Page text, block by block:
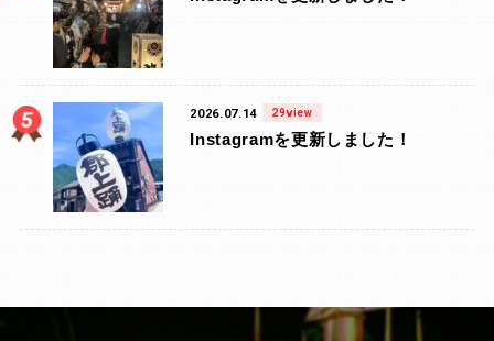
2026.07.14 29view
Instagramを更新しました！